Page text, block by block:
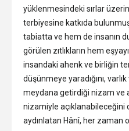
yüklenmesindeki sırlar
terbiyesine katkıda
tabiatta ve hem de insanın
görülen zıtlıkların hem
insandaki ahenk ve birliğin
düşünmeye yaradığını,
meydana getirdiği nizam ve
nizamiyle açıklanabileceğini
aydınlatan Hânî, her zaman